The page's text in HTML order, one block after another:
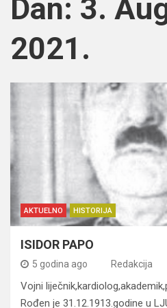
Dan: 3.
2021.
AKTUELNO HISTORIJA
ISIDOR PAPO
5 godina ago Redakcija
Vojni
Rođen je 31.12.1913.godine u